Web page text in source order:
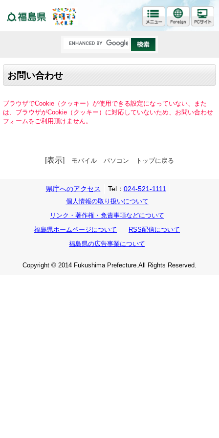
お問い合わせ
ブラウザでCookie（クッキー）が使用できる設定になっていない、また
は、ブラウザがCookie（クッキー）に対応していないため、お問い合わせ
フォームをご利用頂けません。
[表示] モバイル パソコン トップに戻る
県庁へのアクセス Tel： 024-521-1111
個人情報の取り扱いについて
リンク・著作権・免責事項などについて
福島県ホームページについて
RSS配信について
福島県の広告事業について
Copyright © 2014 Fukushima Prefecture.All Rights Reserved.